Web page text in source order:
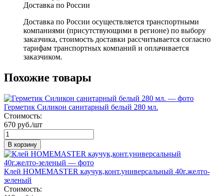
Доставка по России
Доставка по России осуществляется транспортными
компаниями (присутствующими в регионе) по выбору
заказчика, стоимость доставки рассчитывается согласно
тарифам транспортных компаний и оплачивается
заказчиком.
Похожие товары
Герметик Силикон санитарный белый 280 мл.
Стоимость:
670 руб./шт
В корзину
Клей HOMEMASTER каучук,конт.универсальный 40г.желто-
зеленый
Стоимость: